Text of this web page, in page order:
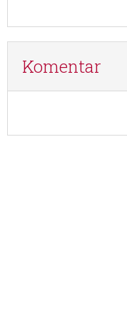
Komentar